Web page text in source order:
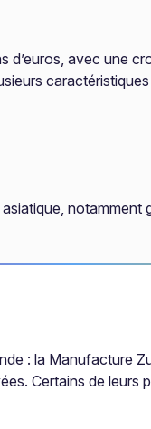
d’euros, avec une
notamment
: la Manufacture
Certains de leurs